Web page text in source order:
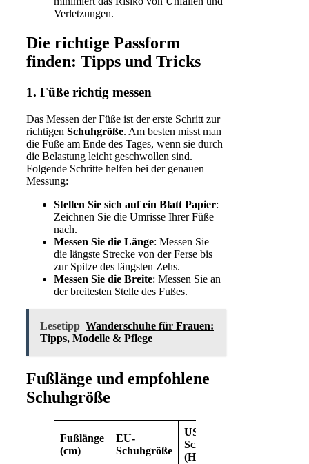
Verletzungen.
Die richtige Passform
finden: Tipps und Tricks
1. Füße richtig messen
Das Messen der Füße ist der erste Schritt zur
richtigen Schuhgröße. Am besten misst man
die Füße am Ende des Tages, wenn sie durch
die Belastung leicht geschwollen sind.
Folgende Schritte helfen bei der genauen
Messung:
Stellen Sie sich auf ein Blatt Papier:
Zeichnen Sie die Umrisse Ihrer Füße
nach.
Messen Sie die Länge: Messen Sie
die längste Strecke von der Ferse bis
zur Spitze des längsten Zehs.
Messen Sie die Breite: Messen Sie an
der breitesten Stelle des Fußes.
Lesetipp Wanderschuhe für Frauen:
Tipps, Modelle & Pflege
Fußlänge und empfohlene
Schuhgröße
Fußlänge
(cm)
EU-
Schuhgröße
US-
Schuhgröße
(Herren)